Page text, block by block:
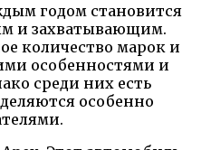
годом становится
и захватывающим.
количество марок и
особенностями и
среди них есть
особенно